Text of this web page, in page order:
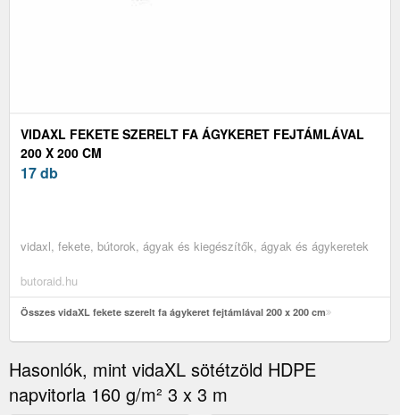
VIDAXL FEKETE SZERELT FA ÁGYKERET FEJTÁMLÁVAL
200 X 200 CM
17 db
vidaxl, fekete, bútorok, ágyak és kiegészítők, ágyak és ágykeretek
butoraid.hu
Összes vidaXL fekete szerelt fa ágykeret fejtámlával 200 x 200 cm
Hasonlók, mint vidaXL sötétzöld HDPE
napvitorla 160 g/m² 3 x 3 m